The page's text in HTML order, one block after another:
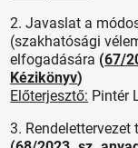
2. Javaslat a
(szakhatósági
elfogadására (67/
Kézikönyv)
Előterjesztő: Pintér
3. Rendelettervezet